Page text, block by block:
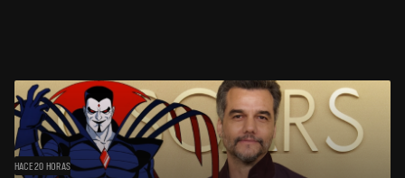
HACE 20 HORAS